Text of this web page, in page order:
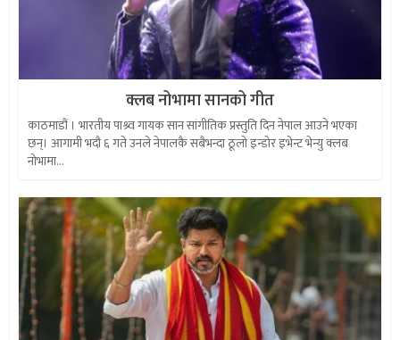
क्लब नोभामा सानको गीत
काठमाडौं । भारतीय पाश्र्व गायक सान सांगीतिक प्रस्तुति दिन नेपाल आउने भएका
छन्। आगामी भदौ ६ गते उनले नेपालकै सबैभन्दा ठूलो इन्डोर इभेन्ट भेन्यु क्लब
नोभामा...